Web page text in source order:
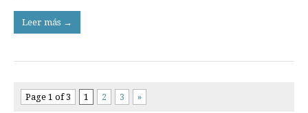
Leer más →
Page 1 of 3 1 2 3 »